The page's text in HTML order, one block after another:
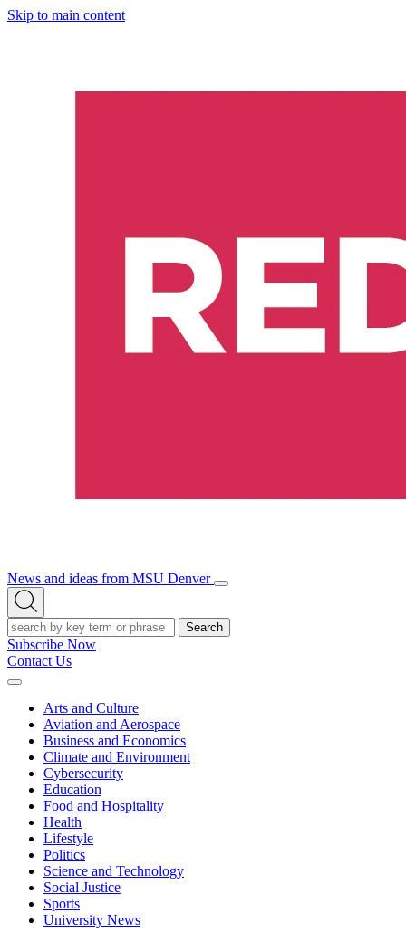
Skip to main content
News and ideas from MSU Denver
Open/Close
Open
Search
Search
Subscribe Now
Contact Us
Expand
Arts and Culture
Aviation and Aerospace
Business and Economics
Climate and Environment
Cybersecurity
Education
Food and Hospitality
Health
Lifestyle
Politics
Science and Technology
Social Justice
Sports
University News